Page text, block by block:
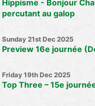
Hippisme - Bonjour
percutant au galop
Sunday 21st Dec 2025
Preview 16e journée
Friday 19th Dec 2025
Top Three – 15e